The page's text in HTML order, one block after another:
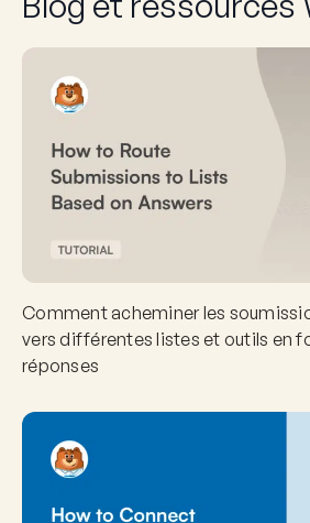
Comment acheminer les
vers différentes listes et outils en
réponses